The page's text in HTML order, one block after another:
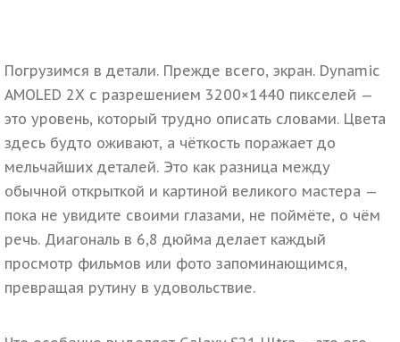
Погрузимся в детали. Прежде всего, экран. Dynamic
AMOLED 2X с разрешением 3200×1440 пикселей —
это уровень, который трудно описать словами. Цвета
здесь будто оживают, а чёткость поражает до
мельчайших деталей. Это как разница между
обычной открыткой и картиной великого мастера —
пока не увидите своими глазами, не поймёте, о чём
речь. Диагональ в 6,8 дюйма делает каждый
просмотр фильмов или фото запоминающимся,
превращая рутину в удовольствие.